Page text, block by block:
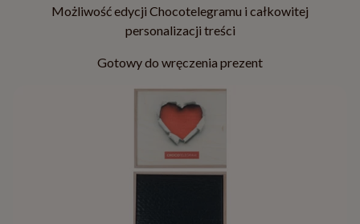
Możliwość edycji Chocotelegramu i całkowitej
personalizacji treści
Gotowy do wręczenia prezent